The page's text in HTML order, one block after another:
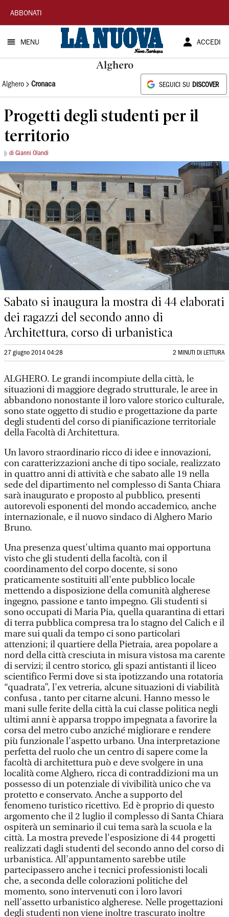
La
Nuova
Sardegna
ABBONATI
MENU ACCEDI
Alghero
Alghero Cronaca SEGUICI SU DISCOVER
Progetti degli studenti per il
territorio
di Gianni Olandi
Sabato si inaugura la mostra di 44 elaborati
dei ragazzi del secondo anno di
Architettura, corso di urbanistica
27 giugno 2014 04:28 2 MINUTI DI LETTURA
ALGHERO. Le grandi incompiute della città, le
situazioni di maggiore degrado strutturale, le aree in
abbandono nonostante il loro valore storico culturale,
sono state oggetto di studio e progettazione da parte
degli studenti del corso di pianificazione territoriale
della Facoltà di Architettura.
Un lavoro straordinario ricco di idee e innovazioni,
con caratterizzazioni anche di tipo sociale, realizzato
in quattro anni di attività e che sabato alle 19 nella
sede del dipartimento nel complesso di Santa Chiara
sarà inaugurato e proposto al pubblico, presenti
autorevoli esponenti del mondo accademico, anche
internazionale, e il nuovo sindaco di Alghero Mario
Bruno.
Una presenza quest'ultima quanto mai opportuna
visto che gli studenti della facoltà, con il
coordinamento del corpo docente, si sono
praticamente sostituiti all'ente pubblico locale
mettendo a disposizione della comunità algherese
ingegno, passione e tanto impegno. Gli studenti si
sono occupati di Maria Pia, quella quarantina di ettari
di terra pubblica compresa tra lo stagno del Calich e il
mare sui quali da tempo ci sono particolari
attenzioni; il quartiere della Pietraia, area popolare a
nord della città cresciuta in misura vistosa ma carente
di servizi; il centro storico, gli spazi antistanti il liceo
scientifico Fermi dove si sta ipotizzando una rotatoria
“quadrata”, l'ex vetreria, alcune situazioni di viabilità
confusa , tanto per citarne alcuni. Hanno messo le
mani sulle ferite della città la cui classe politica negli
ultimi anni è apparsa troppo impegnata a favorire la
corsa del metro cubo anziché migliorare e rendere
più funzionale l'aspetto urbano. Una interpretazione
perfetta del ruolo che un centro di sapere come la
facoltà di architettura può e deve svolgere in una
località come Alghero, ricca di contraddizioni ma un
possesso di un potenziale di vivibilità unico che va
protetto e conservato. Anche a supporto del
fenomeno turistico ricettivo. Ed è proprio di questo
argomento che il 2 luglio il complesso di Santa Chiara
ospiterà un seminario il cui tema sarà la scuola e la
città. La mostra prevede l'esposizione di 44 progetti
realizzati dagli studenti del secondo anno del corso di
urbanistica. All'appuntamento sarebbe utile
partecipassero anche i tecnici professionisti locali
che, a seconda delle colorazioni politiche del
momento, sono intervenuti con i loro lavori
nell'assetto urbanistico algherese. Nelle progettazioni
degli studenti non viene inoltre trascurato inoltre